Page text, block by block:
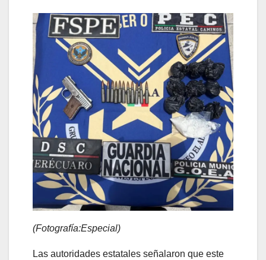
(Fotografía:Especial)
Las autoridades estatales señalaron que este